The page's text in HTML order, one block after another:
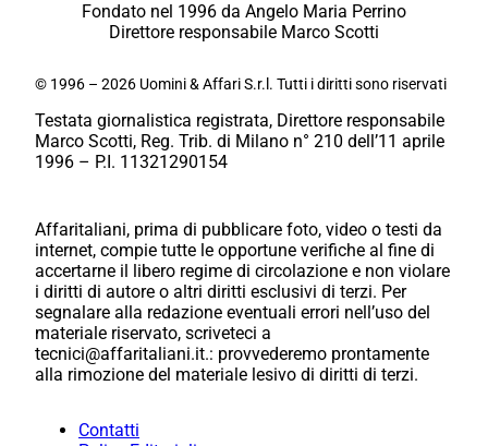
Fondato nel 1996 da Angelo Maria Perrino
Direttore responsabile Marco Scotti
© 1996 – 2026 Uomini & Affari S.r.l. Tutti i diritti sono riservati
Testata giornalistica registrata, Direttore responsabile
Marco Scotti, Reg. Trib. di Milano n° 210 dell’11 aprile
1996 – P.I. 11321290154
Affaritaliani, prima di pubblicare foto, video o testi da
internet, compie tutte le opportune verifiche al fine di
accertarne il libero regime di circolazione e non violare
i diritti di autore o altri diritti esclusivi di terzi. Per
segnalare alla redazione eventuali errori nell’uso del
materiale riservato, scriveteci a
tecnici@affaritaliani.it.: provvederemo prontamente
alla rimozione del materiale lesivo di diritti di terzi.
Contatti